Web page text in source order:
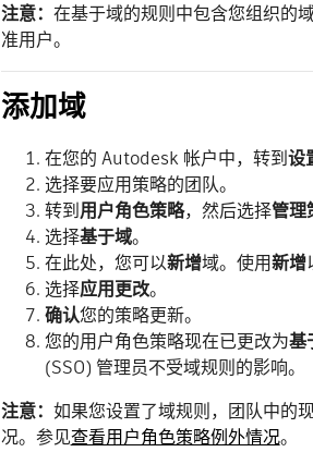
注意： 在基于域的规则中包含您组织的
准用户。
添加域
在您的 Autodesk 帐户中，转到设
选择要应用策略的团队。
转到用户角色策略，然后选择管理
选择基于域。
在此处，您可以新增域。使用新增
选择应用更改。
确认您的策略更新。
您的用户角色策略现在已更改为基
(SSO) 管理员不受域规则的影响。
注意： 如果您设置了域规则，团队中的
况。参见查看用户角色策略例外情况。